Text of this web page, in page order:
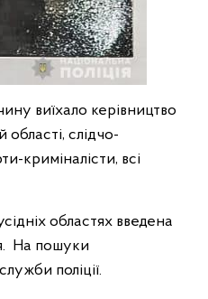
виїхало керівництво
слідчо-
криміналісти, всі
областях введена
На пошуки
поліції.